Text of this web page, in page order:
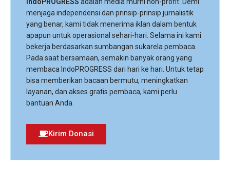
menjaga independensi dan prinsip-prinsip jurnalistik
yang benar, kami tidak menerima iklan dalam bentuk
apapun untuk operasional sehari-hari. Selama ini kami
bekerja berdasarkan sumbangan sukarela pembaca.
Pada saat bersamaan, semakin banyak orang yang
membaca IndoPROGRESS dari hari ke hari. Untuk tetap
bisa memberikan bacaan bermutu, meningkatkan
layanan, dan akses gratis pembaca, kami perlu
bantuan Anda.
Kirim Donasi